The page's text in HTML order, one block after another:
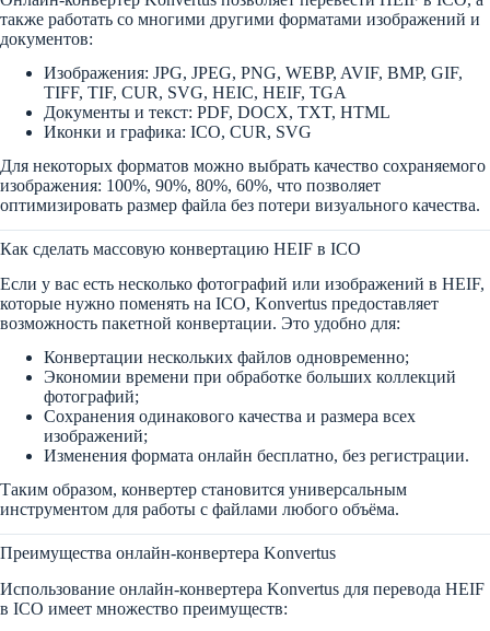
также работать со многими другими форматами изображений и
документов:
Изображения: JPG, JPEG, PNG, WEBP, AVIF, BMP, GIF,
TIFF, TIF, CUR, SVG, HEIC, HEIF, TGA
Документы и текст: PDF, DOCX, TXT, HTML
Иконки и графика: ICO, CUR, SVG
Для некоторых форматов можно выбрать качество сохраняемого
изображения: 100%, 90%, 80%, 60%, что позволяет
оптимизировать размер файла без потери визуального качества.
Как сделать массовую конвертацию HEIF в ICO
Если у вас есть несколько фотографий или изображений в HEIF,
которые нужно поменять на ICO, Konvertus предоставляет
возможность пакетной конвертации. Это удобно для:
Конвертации нескольких файлов одновременно;
Экономии времени при обработке больших коллекций
фотографий;
Сохранения одинакового качества и размера всех
изображений;
Изменения формата онлайн бесплатно, без регистрации.
Таким образом, конвертер становится универсальным
инструментом для работы с файлами любого объёма.
Преимущества онлайн-конвертера Konvertus
Использование онлайн-конвертера Konvertus для перевода HEIF
в ICO имеет множество преимуществ: